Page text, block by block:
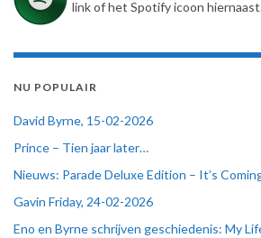
link of het Spotify icoon
NU POPULAIR
David Byrne, 15-02-2026
Prince – Tien jaar later…
Nieuws: Parade Deluxe Edition – It’s
Gavin Friday, 24-02-2026
Eno en Byrne schrijven geschiedenis: My